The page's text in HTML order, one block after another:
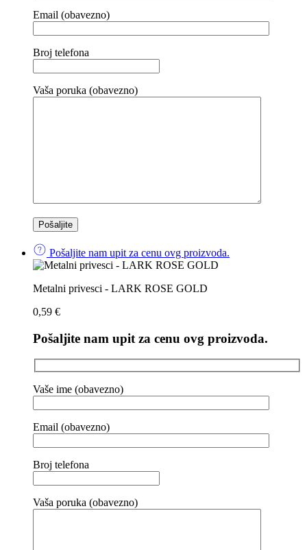
Email (obavezno)
Broj telefona
Vaša poruka (obavezno)
Pošaljite nam upit za cenu ovg proizvoda.
Metalni privesci - LARK ROSE GOLD
0,59 €
Pošaljite nam upit za cenu ovg proizvoda.
Vaše ime (obavezno)
Email (obavezno)
Broj telefona
Vaša poruka (obavezno)